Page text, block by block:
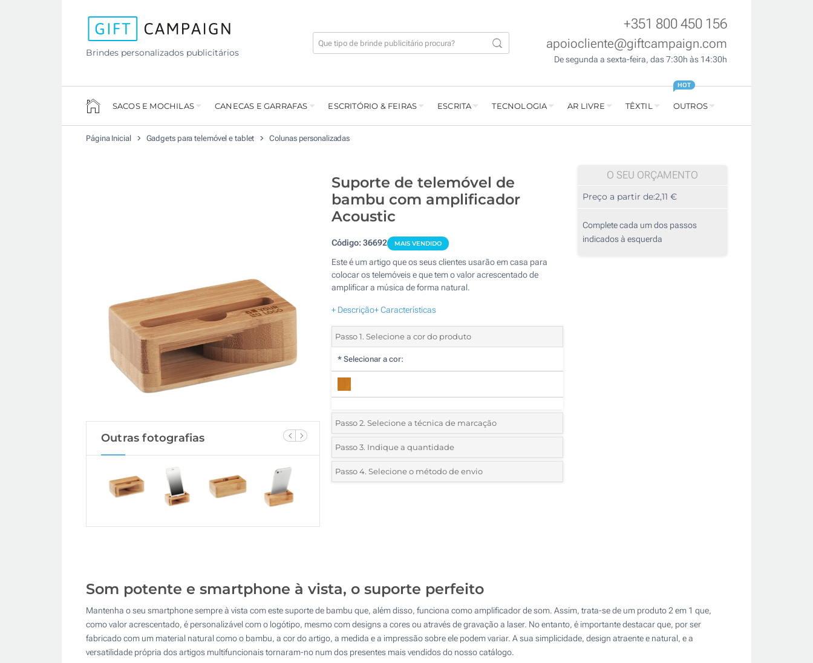
Brindes personalizados publicitários
+351 800 450 156
apoiocliente@giftcampaign.com
De segunda a sexta-feira, das 7:30h às 14:30h
SACOS E MOCHILAS CANECAS E GARRAFAS ESCRITÓRIO & FEIRAS ESCRITA TECNOLOGIA AR LIVRE TÊXTIL OUTROS
HOT
Página Inicial Gadgets para telemóvel e tablet Colunas personalizadas
Outras fotografias
Suporte de telemóvel de
bambu com amplificador
Acoustic
Código:36692 MAIS VENDIDO
Este é um artigo que os seus clientes usarão em casa para
colocar os telemóveis e que tem o valor acrescentado de
amplificar a música de forma natural.
+ Descrição+ Características
Passo 1. Selecione a cor do produto
* Selecionar a cor:
Passo 2. Selecione a técnica de marcação
*Selecione o tipo de marcação e as cores do logotipo:
1 Cor (Num lado)
Gota de resina (Num lado)
Gravação a laser (Num lado)
Sem impressão
Passo 3. Indique a quantidade
*Quantidade mínima:10
100
200
Outra : Atualizar
Passo 4. Selecione o método de envio
O SEU ORÇAMENTO
Preço a partir de:2,11 €
Complete cada um dos passos
indicados à esquerda
Som potente e smartphone à vista, o suporte perfeito
Mantenha o seu smartphone sempre à vista com este suporte de bambu que, além disso, funciona como amplificador de som. Assim, trata-se de um produto 2 em 1 que,
como valor acrescentado, é personalizável com o logótipo, mesmo com designs a cores ou através de gravação a laser. No entanto, é importante destacar que, por ser
fabricado com um material natural como o bambu, a cor do artigo, a medida e a impressão sobre ele podem variar. A sua simplicidade, design atraente e natural, e a
versatilidade própria dos artigos multifuncionais tornaram-no num dos presentes mais vendidos do nosso catálogo.